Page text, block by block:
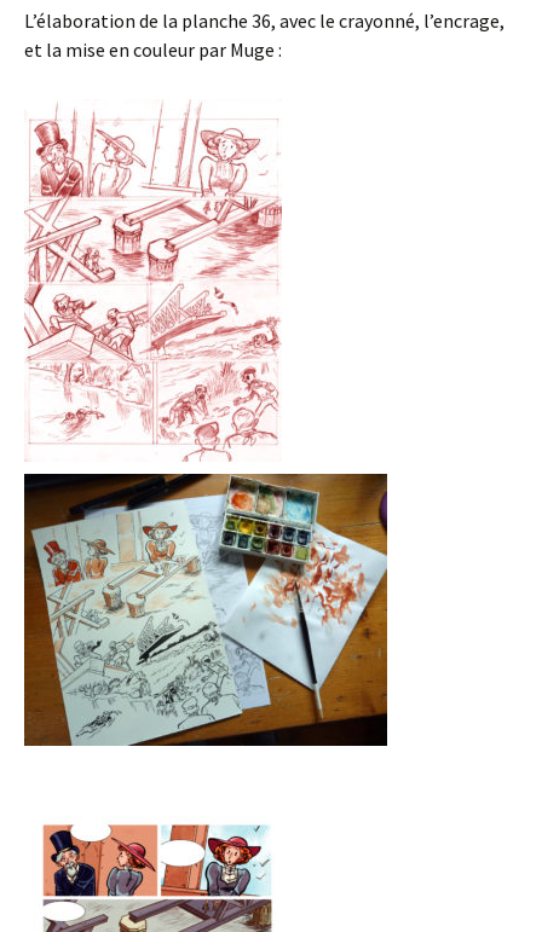
L’élaboration de la planche 36, avec le crayonné, l’encrage,
et la mise en couleur par Muge :